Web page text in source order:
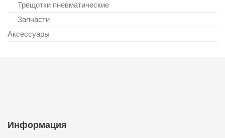
Трещотки пневматические
Запчасти
Аксессуары
Информация